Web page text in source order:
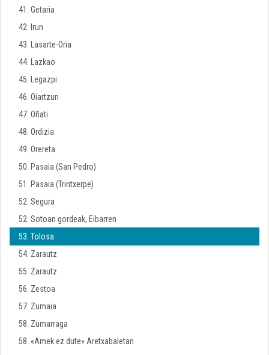
41. Getaria
42. Irun
43. Lasarte-Oria
44. Lazkao
45. Legazpi
46. Oiartzun
47. Oñati
48. Ordizia
49. Orereta
50. Pasaia (San Pedro)
51. Pasaia (Trintxerpe)
52. Segura
52. Sotoan gordeak, Eibarren
53. Tolosa
54. Zarautz
55. Zarautz
56. Zestoa
57. Zumaia
58. Zumarraga
58. «Amek ez dute» Aretxabaletan